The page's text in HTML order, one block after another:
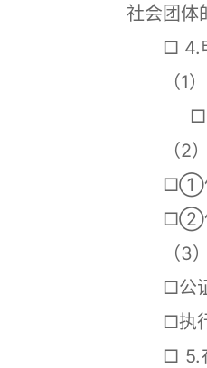
社会团体
□ 4.
（1）
□申请
（2）
□①仲裁
□②仲裁
（3）
□公证
□执行
□ 5.在